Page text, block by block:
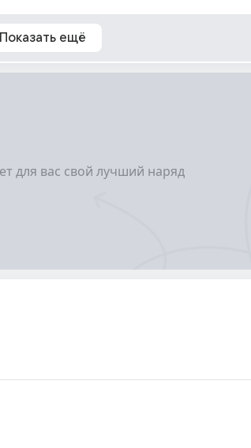
Показать ещё